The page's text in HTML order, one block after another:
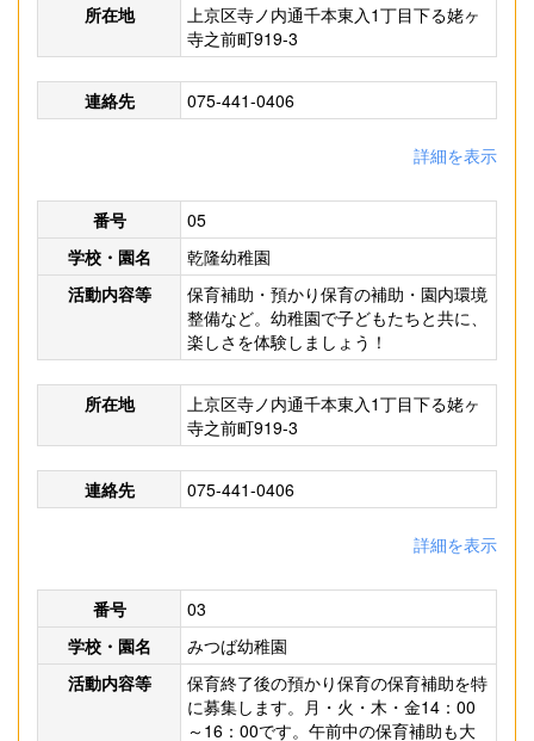
所在地
上京区寺ノ内通千本東入1丁目下る姥ヶ
寺之前町919-3
連絡先 075-441-0406
詳細を表示
番号
05
学校・園名
乾隆幼稚園
活動内容等
保育補助・預かり保育の補助・園内環境
整備など。幼稚園で子どもたちと共に、
楽しさを体験しましょう！
所在地
上京区寺ノ内通千本東入1丁目下る姥ヶ
寺之前町919-3
連絡先 075-441-0406
詳細を表示
番号
03
学校・園名
みつば幼稚園
活動内容等
保育終了後の預かり保育の保育補助を特
に募集します。月・火・木・金14：00
～16：00です。午前中の保育補助も大